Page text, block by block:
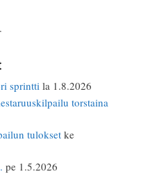
sprintti la 1.8.2026
torstaina
tulokset ke
pe 1.5.2026